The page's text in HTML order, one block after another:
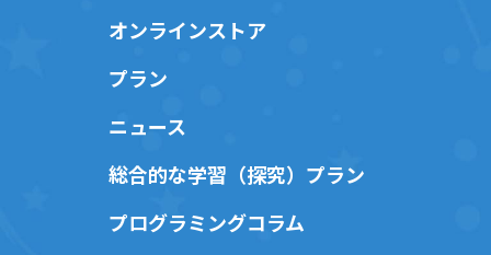
オンラインストア
プラン
ニュース
総合的な学習（探究）プラン
プログラミングコラム